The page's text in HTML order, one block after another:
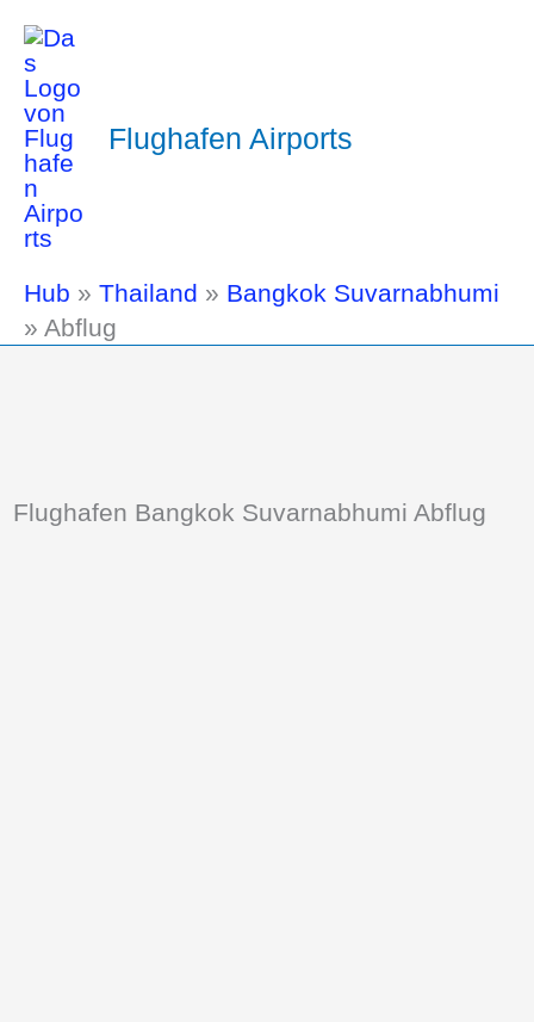
Flughafen Airports
Hub » Thailand » Bangkok Suvarnabhumi
» Abflug
Flughafen Bangkok Suvarnabhumi Abflug